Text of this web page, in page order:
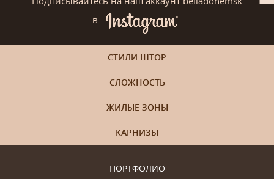
в
ПОРТФОЛИО
СТИЛИ ШТОР
СЛОЖНОСТЬ
ЖИЛЫЕ ЗОНЫ
КАРНИЗЫ